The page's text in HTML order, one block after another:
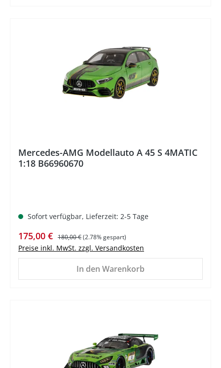
Mercedes-AMG Modellauto A 45 S 4MATIC
1:18 B66960670
Sofort verfügbar, Lieferzeit: 2-5 Tage
Verkaufspreis:
175,00 € Regulärer Preis:
180,00 €(2.78% gespart)
Preise inkl. MwSt. zzgl. Versandkosten
In den Warenkorb